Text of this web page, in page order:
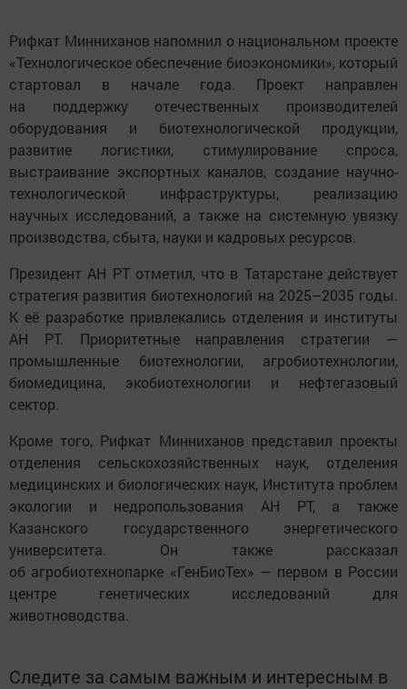
Рифкат Минниханов напомнил о национальном проекте
«Технологическое обеспечение биоэкономики», который
стартовал в начале года. Проект направлен
на поддержку отечественных производителей
оборудования и биотехнологической продукции,
развитие логистики, стимулирование спроса,
выстраивание экспортных каналов, создание научно-
технологической инфраструктуры, реализацию
научных исследований, а также на системную увязку
производства, сбыта, науки и кадровых ресурсов.
Президент АН РТ отметил, что в Татарстане действует
стратегия развития биотехнологий на 2025–2035 годы.
К её разработке привлекались отделения и институты
АН РТ. Приоритетные направления стратегии —
промышленные биотехнологии, агробиотехнологии,
биомедицина, экобиотехнологии и нефтегазовый
сектор.
Кроме того, Рифкат Минниханов представил проекты
отделения сельскохозяйственных наук, отделения
медицинских и биологических наук, Института проблем
экологии и недропользования АН РТ, а также
Казанского государственного энергетического
университета. Он также рассказал
об агробиотехнопарке «ГенБиоТех» — первом в России
центре генетических исследований для
животноводства.
Следите за самым важным и интересным в